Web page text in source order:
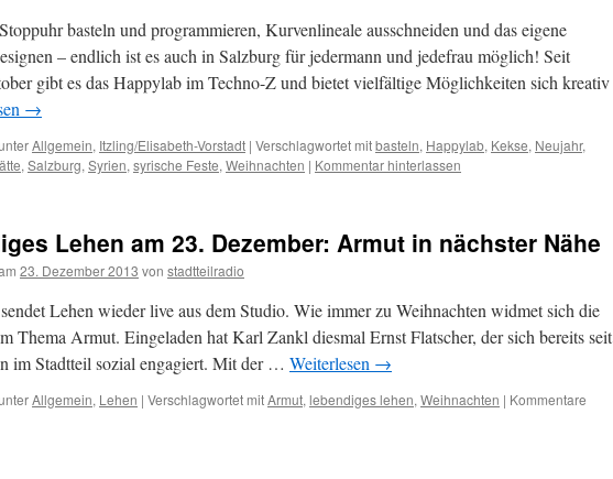
basteln und programmieren, Kurvenlineale ausschneiden und das eigene
– endlich ist es auch in Salzburg für jedermann und jedefrau möglich! Seit
gibt es das Happylab im Techno-Z und bietet vielfältige Möglichkeiten sich kreativ
→
Allgemein, Itzling/Elisabeth-Vorstadt | Verschlagwortet mitbasteln, Happylab, Kekse, Neujahr,
, Salzburg, Syrien, syrische Feste, Weihnachten | Kommentar hinterlassen
Lehen am 23. Dezember: Armut in nächster Nähe
23. Dezember 2013 von stadtteilradio
Lehen wieder live aus dem Studio. Wie immer zu Weihnachten widmet sich die
Thema Armut. Eingeladen hat Karl Zankl diesmal Ernst Flatscher, der sich bereits seit
im Stadtteil sozial engagiert. Mit der … Weiterlesen →
Allgemein, Lehen | Verschlagwortet mitArmut, lebendiges lehen, Weihnachten | Kommentare